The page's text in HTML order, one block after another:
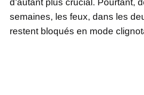
d’autant plus crucial. Pourtant,
semaines, les feux, dans les
restent bloqués en mode